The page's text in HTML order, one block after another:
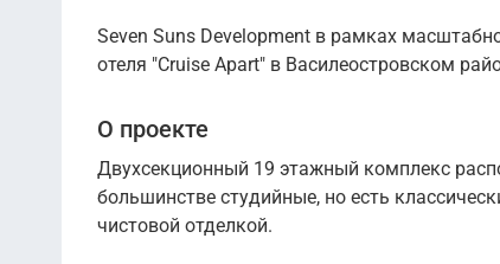
Seven Suns Development в рамках
отеля "Cruise Apart" в Василеостровском
О проекте
Двухсекционный 19 этажный комплекс
большинстве студийные, но есть
чистовой отделкой.